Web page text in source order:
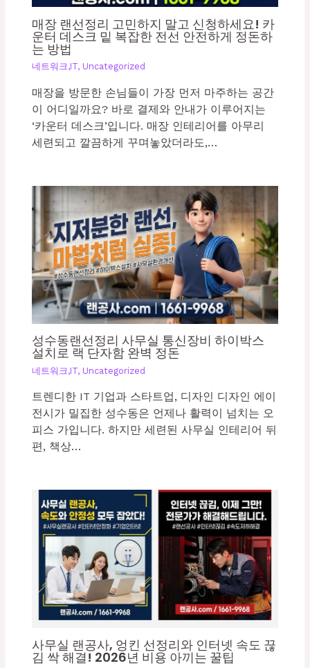
매장 랜선정리 고민하지 말고 신청하세요! 카
운터 데스크 밑 복잡한 전선 안전하게 정돈하
는 방법
네트워크,IT, Uncategorized
매장을 방문한 손님들이 가장 먼저 마주하는 공간
이 어디일까요? 바로 결제와 안내가 이루어지는
‘카운터 데스크’입니다. 매장 인테리어를 아무리
세련되고 깔끔하게 꾸며놓았더라도,…
성수동랜선정리 사무실 통신장비 하이박스
설치로 랙 단자함 완벽 정돈
네트워크,IT, Uncategorized
트렌디한 IT 기업과 스타트업, 디자인 디자인 에이
전시가 밀집한 성수동은 언제나 활력이 넘치는 오
피스 가입니다. 하지만 세련된 사무실 인테리어 뒤
편, 책상…
사무실 랜공사, 엉킨 선정리와 인터넷 속도 끊
김 싹 해결! 2026년 비용 아끼는 꿀팁